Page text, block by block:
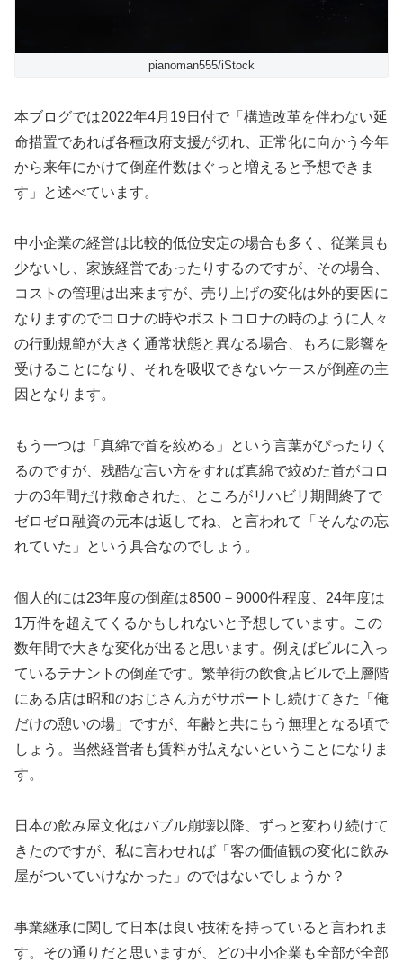
pianoman555/iStock
本ブログでは2022年4月19日付で「構造改革を伴わない延
命措置であれば各種政府支援が切れ、正常化に向かう今年
から来年にかけて倒産件数はぐっと増えると予想できま
す」と述べています。
中小企業の経営は比較的低位安定の場合も多く、従業員も
少ないし、家族経営であったりするのですが、その場合、
コストの管理は出来ますが、売り上げの変化は外的要因に
なりますのでコロナの時やポストコロナの時のように人々
の行動規範が大きく通常状態と異なる場合、もろに影響を
受けることになり、それを吸収できないケースが倒産の主
因となります。
もう一つは「真綿で首を絞める」という言葉がぴったりく
るのですが、残酷な言い方をすれば真綿で絞めた首がコロ
ナの3年間だけ救命された、ところがリハビリ期間終了で
ゼロゼロ融資の元本は返してね、と言われて「そんなの忘
れていた」という具合なのでしょう。
個人的には23年度の倒産は8500－9000件程度、24年度は
1万件を超えてくるかもしれないと予想しています。この
数年間で大きな変化が出ると思います。例えばビルに入っ
ているテナントの倒産です。繁華街の飲食店ビルで上層階
にある店は昭和のおじさん方がサポートし続けてきた「俺
だけの憩いの場」ですが、年齢と共にもう無理となる頃で
しょう。当然経営者も賃料が払えないということになりま
す。
日本の飲み屋文化はバブル崩壊以降、ずっと変わり続けて
きたのですが、私に言わせれば「客の価値観の変化に飲み
屋がついていけなかった」のではないでしょうか？
事業継承に関して日本は良い技術を持っていると言われま
す。その通りだと思いますが、どの中小企業も全部が全部